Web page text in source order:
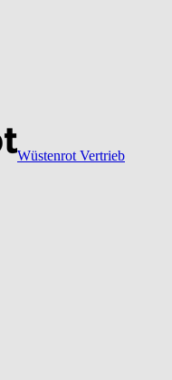
Wüstenrot Vertrieb